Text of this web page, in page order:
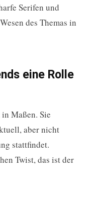
Serifen und
des Themas in
eine Rolle
Maßen. Sie
aber nicht
stattfindet.
Twist, das ist der